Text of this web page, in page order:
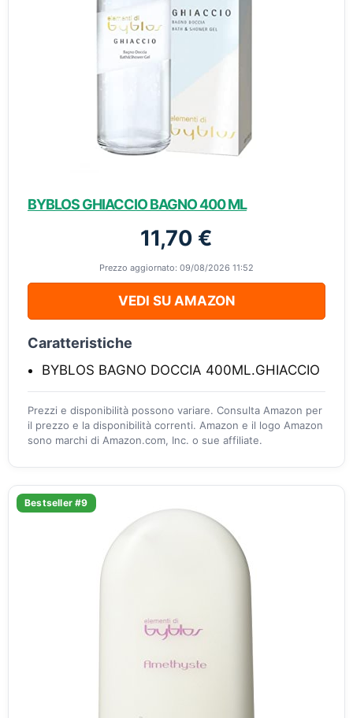
BYBLOS GHIACCIO BAGNO 400 ML
11,70 €
Prezzo aggiornato: 09/08/2026 11:52
VEDI SU AMAZON
Caratteristiche
BYBLOS BAGNO DOCCIA 400ML.GHIACCIO
Prezzi e disponibilità possono variare. Consulta Amazon per
il prezzo e la disponibilità correnti. Amazon e il logo Amazon
sono marchi di Amazon.com, Inc. o sue affiliate.
Bestseller #9